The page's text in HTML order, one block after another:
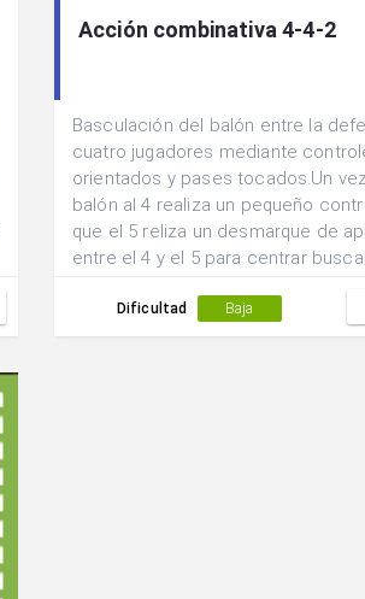
Acción combinativa 4-4-2
Basculación del balón entre la
cuatro jugadores mediante
orientados y pases tocados.Un
balón al 4 realiza un pequeño
que el 5 reliza un desmarque de
entre el 4 y el 5 para centrar
el primer y segundo palo.La defensa
acompañará la jugada.La llegada
Dificultad Baja